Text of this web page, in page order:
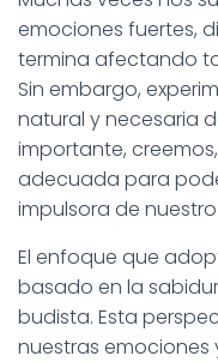
emociones fuertes,
termina afectando
Sin embargo,
natural y necesaria
importante,
adecuada para
impulsora de
El enfoque que
basado en la
budista. Esta
nuestras emociones